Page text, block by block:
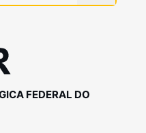
FEDERAL DO